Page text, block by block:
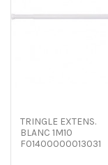
TRINGLE EXTENS.
BLANC 1M10
F01400000013031